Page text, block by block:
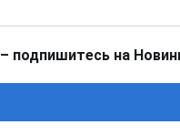
подпишитесь на